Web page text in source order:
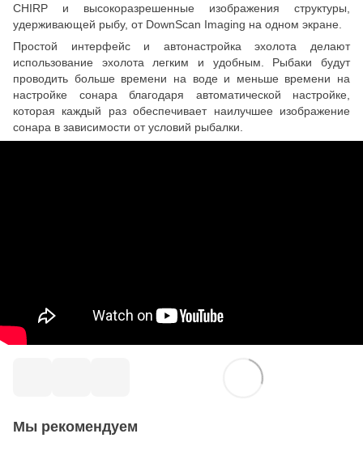
CHIRP и высокоразрешенные изображения структуры,
удерживающей рыбу, от DownScan Imaging на одном экране.
Простой интерфейс и автонастройка эхолота делают
использование эхолота легким и удобным. Рыбаки будут
проводить больше времени на воде и меньше времени на
настройке сонара благодаря автоматической настройке,
которая каждый раз обеспечивает наилучшее изображение
сонара в зависимости от условий рыбалки.
Мы рекомендуем